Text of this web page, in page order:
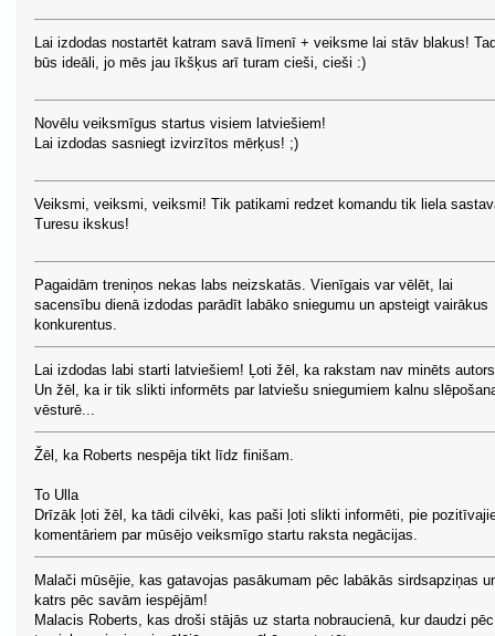
Lai izdodas nostartēt katram savā līmenī + veiksme lai stāv blakus!
būs ideāli, jo mēs jau īkšķus arī turam cieši, cieši :)
Novēlu veiksmīgus startus visiem latviešiem!
Lai izdodas sasniegt izvirzītos mērķus! ;)
Veiksmi, veiksmi, veiksmi! Tik patikami redzet komandu tik liela
Turesu ikskus!
Pagaidām treniņos nekas labs neizskatās. Vienīgais var vēlēt, lai
sacensību dienā izdodas parādīt labāko sniegumu un apsteigt vairākus
konkurentus.
Lai izdodas labi starti latviešiem! Ļoti žēl, ka rakstam nav minēts
Un žēl, ka ir tik slikti informēts par latviešu sniegumiem kalnu
vēsturē...
Žēl, ka Roberts nespēja tikt līdz finišam.
To Ulla
Drīzāk ļoti žēl, ka tādi cilvēki, kas paši ļoti slikti informēti, pie
komentāriem par mūsējo veiksmīgo startu raksta negācijas.
Malači mūsējie, kas gatavojas pasākumam pēc labākās sirdsapziņas
katrs pēc savām iespējām!
Malacis Roberts, kas droši stājās uz starta nobraucienā, kur daudzi pēc